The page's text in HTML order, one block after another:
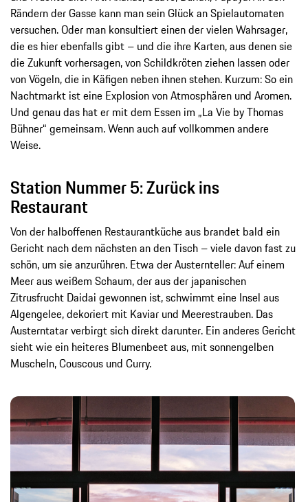
Rändern der Gasse kann man sein Glück an Spielautomaten
versuchen. Oder man konsultiert einen der vielen Wahrsager,
die es hier ebenfalls gibt – und die ihre Karten, aus denen sie
die Zukunft vorhersagen, von Schildkröten ziehen lassen oder
von Vögeln, die in Käfigen neben ihnen stehen. Kurzum: So ein
Nachtmarkt ist eine Explosion von Atmosphären und Aromen.
Und genau das hat er mit dem Essen im „La Vie by Thomas
Bühner“ gemeinsam. Wenn auch auf vollkommen andere
Weise.
Station Nummer 5: Zurück ins
Restaurant
Von der halboffenen Restaurantküche aus brandet bald ein
Gericht nach dem nächsten an den Tisch – viele davon fast zu
schön, um sie anzurühren. Etwa der Austernteller: Auf einem
Meer aus weißem Schaum, der aus der japanischen
Zitrusfrucht Daidai gewonnen ist, schwimmt eine Insel aus
Algengelee, dekoriert mit Kaviar und Meerestrauben. Das
Austerntatar verbirgt sich direkt darunter. Ein anderes Gericht
sieht wie ein heiteres Blumenbeet aus, mit sonnengelben
Muscheln, Couscous und Curry.